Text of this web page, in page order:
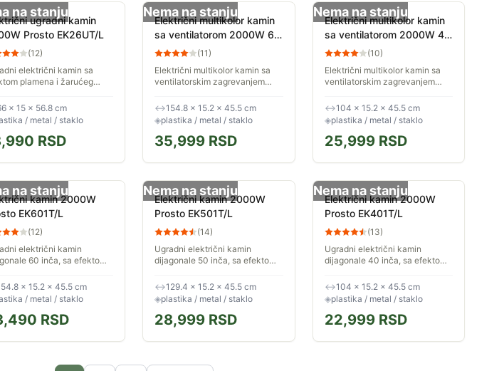
na stanju
ugradni kamin
Prosto EK26UT/L
(12)
električni kamin sa
plamena i žarućeg
je podesiva,
osvetljenje
vašoj želji....
× 15 × 56.8 cm
/ metal / staklo
RSD
Nema na stanju
Električni multikolor kamin
sa ventilatorom 2000W 60
inča Prosto EK603T/L
(11)
Električni multikolor kamin sa
ventilatorskim zagrevanjem
Može se postaviti na 2 načina -
ugradno ili nadgradno na...
↔154.8 × 15.2 × 45.5 cm
◈plastika / metal / staklo
35,999 RSD
Nema na stanju
Električni multikolor kamin
sa ventilatorom 2000W 40
inča Prosto EK403T/L
(10)
Električni multikolor kamin sa
ventilatorskim zagrevanjem
Može se postaviti na 2 načina -
ugradno ili nadgradno na...
↔104 × 15.2 × 45.5 cm
◈plastika / metal / staklo
25,999RSD
na stanju
kamin 2000W
EK601T/L
(12)
električni kamin
60 inča, sa efektom
svetlosti plamena je
omogućavajući
× 15.2 × 45.5 cm
/ metal / staklo
RSD
Nema na stanju
Električni kamin 2000W
Prosto EK501T/L
(14)
Ugradni električni kamin
dijagonale 50 inča, sa efektom
Jačina svetlosti plamena je
podesiva, omogućavajući
osvetljenje...
↔129.4 × 15.2 × 45.5 cm
◈plastika / metal / staklo
28,999 RSD
Nema na stanju
Električni kamin 2000W
Prosto EK401T/L
(13)
Ugradni električni kamin
dijagonale 40 inča, sa efektom
Jačina svetlosti plamena je
podesiva, omogućavajući
osvetljenje...
↔104 × 15.2 × 45.5 cm
◈plastika / metal / staklo
22,999RSD